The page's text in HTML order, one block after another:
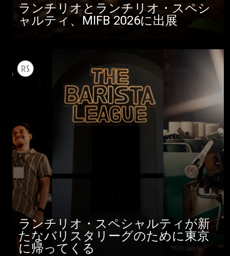
ランチリオとランチリオ・スペシ
ャルティ、MIFB 2026に出展
ランチリオ・スペシャルティが新
たなバリスタリーグのために東京
に帰ってくる